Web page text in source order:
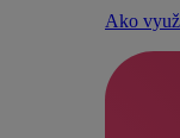
Ako